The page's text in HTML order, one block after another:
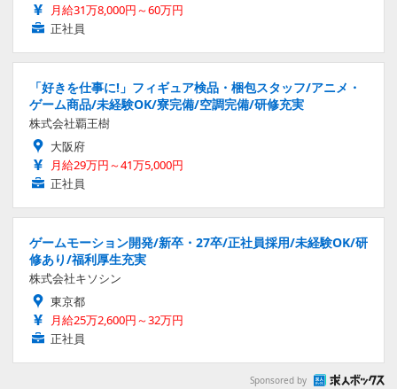
月給31万8,000円～60万円
正社員
「好きを仕事に!」フィギュア検品・梱包スタッフ/アニメ・
ゲーム商品/未経験OK/寮完備/空調完備/研修充実
株式会社覇王樹
大阪府
月給29万円～41万5,000円
正社員
ゲームモーション開発/新卒・27卒/正社員採用/未経験OK/研
修あり/福利厚生充実
株式会社キソシン
東京都
月給25万2,600円～32万円
正社員
Sponsored by